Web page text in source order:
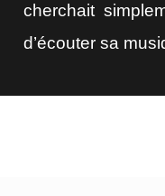
cherchait
d’écouter sa